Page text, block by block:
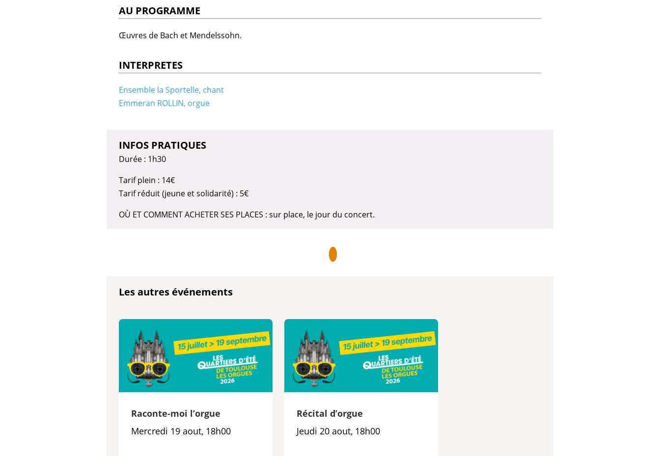
AU PROGRAMME
Œuvres de Bach et Mendelssohn.
INTERPRETES
Ensemble la Sportelle, chant
Emmeran ROLLIN, orgue
INFOS PRATIQUES
Durée : 1h30
Tarif plein : 14€
Tarif réduit (jeune et solidarité) : 5€
OÙ ET COMMENT ACHETER SES PLACES : sur place, le jour du concert.
Les autres événements
Raconte-moi l’orgue
Mercredi 19 aout, 18h00
Récital d’orgue
Jeudi 20 aout, 18h00